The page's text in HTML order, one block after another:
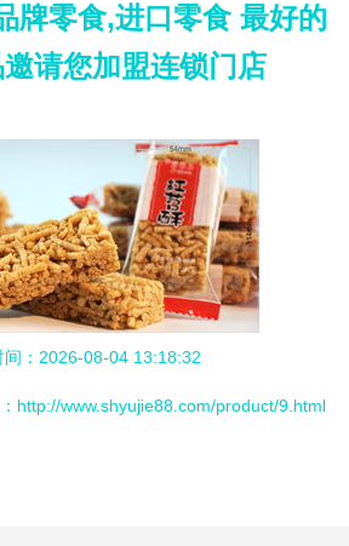
牌零食,进口零食 最好的
请您加盟连锁门店
间：2026-08-04 13:18:32
http://www.shyujie88.com/product/9.html